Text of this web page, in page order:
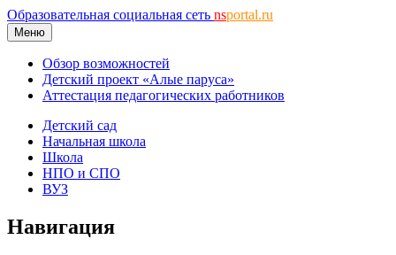
Образовательная социальная сеть nsportal.ru
Меню
Обзор возможностей
Детский проект «Алые паруса»
Аттестация педагогических работников
Детский сад
Начальная школа
Школа
НПО и СПО
ВУЗ
Навигация